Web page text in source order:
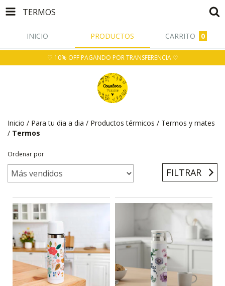
TERMOS
INICIO PRODUCTOS CARRITO 0
♡ 10% OFF PAGANDO POR TRANSFERENCIA ♡
Inicio / Para tu dia a dia / Productos térmicos / Termos y mates
/ Termos
Ordenar por
FILTRAR